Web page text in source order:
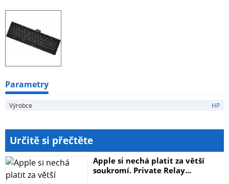
Parametry
Výrobce HP
Určitě si přečtěte
Apple si nechá platit za větší
soukromí. Private Relay...